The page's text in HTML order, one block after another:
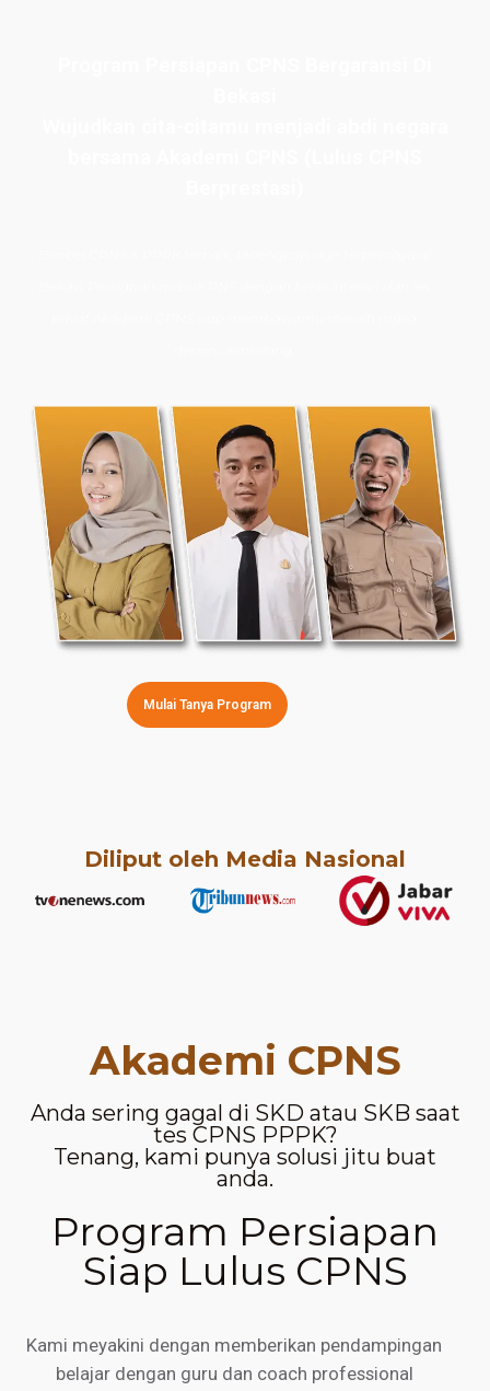
Mulai Tanya Program
Diliput oleh Media Nasional
Akademi CPNS
Anda sering gagal di SKD atau SKB saat
tes CPNS PPPK?
Tenang, kami punya solusi jitu buat
anda.
Program Persiapan
Siap Lulus CPNS
Kami meyakini dengan memberikan pendampingan
belajar dengan guru dan coach professional